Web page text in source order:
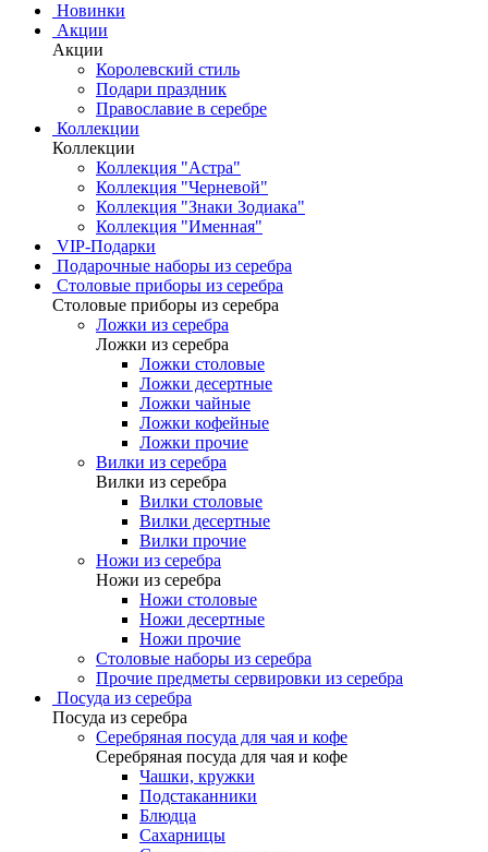
Новинки
Акции
Акции
Королевский стиль
Подари праздник
Православие в серебре
Коллекции
Коллекции
Коллекция "Астра"
Коллекция "Черневой"
Коллекция "Знаки Зодиака"
Коллекция "Именная"
VIP-Подарки
Подарочные наборы из серебра
Столовые приборы из серебра
Столовые приборы из серебра
Ложки из серебра
Ложки из серебра
Ложки столовые
Ложки десертные
Ложки чайные
Ложки кофейные
Ложки прочие
Вилки из серебра
Вилки из серебра
Вилки столовые
Вилки десертные
Вилки прочие
Ножи из серебра
Ножи из серебра
Ножи столовые
Ножи десертные
Ножи прочие
Столовые наборы из серебра
Прочие предметы сервировки из серебра
Посуда из серебра
Посуда из серебра
Серебряная посуда для чая и кофе
Серебряная посуда для чая и кофе
Чашки, кружки
Подстаканники
Блюдца
Сахарницы